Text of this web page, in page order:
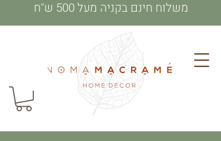
משלוח חינם בקניה מעל 500 ש"ח